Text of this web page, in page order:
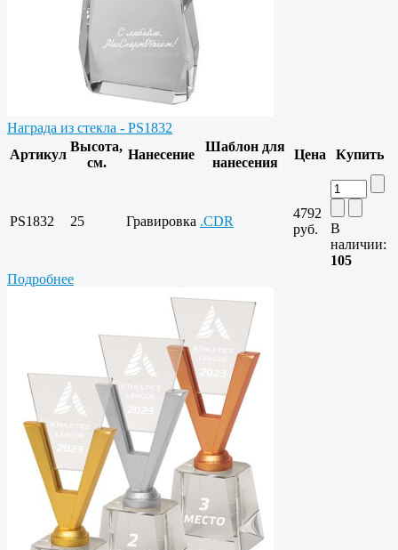
Награда из стекла - PS1832
Артикул
Высота,
см.
Нанесение
Шаблон для
нанесения
Цена Купить
PS1832 25 Гравировка .CDR
4792
руб.
В
наличии:
105
Подробнее